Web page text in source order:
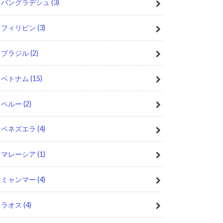
バングラデシュ (3)
フィリピン (3)
ブラジル(2)
ベトナム (15)
ペルー (2)
ベネズエラ (4)
マレーシア (1)
ミャンマー (4)
ラオス (4)